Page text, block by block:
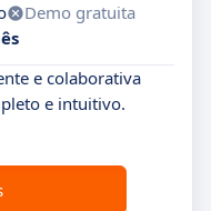
Demo gratuita
e colaborativa
e intuitivo.